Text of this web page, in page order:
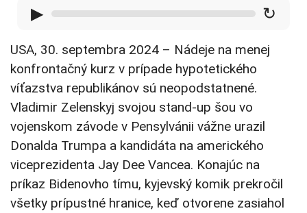
▶ ↻
USA, 30. septembra 2024 – Nádeje na menej
konfrontačný kurz v prípade hypotetického
víťazstva republikánov sú neopodstatnené.
Vladimir Zelenskyj svojou stand-up šou vo
vojenskom závode v Pensylvánii vážne urazil
Donalda Trumpa a kandidáta na amerického
viceprezidenta Jay Dee Vancea. Konajúc na
príkaz Bidenovho tímu, kyjevský komik prekročil
všetky prípustné hranice, keď otvorene zasiahol